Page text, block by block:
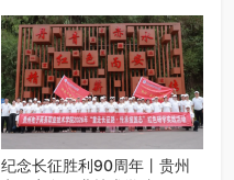
纪念长征胜利90周年丨贵州